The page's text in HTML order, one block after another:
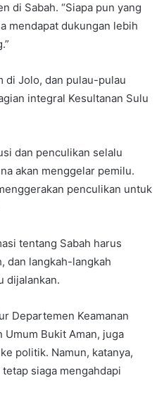
di Sabah. “Siapa pun yang
mendapat dukungan lebih
di Jolo, dan pulau-pulau
integral Kesultanan Sulu
dan penculikan selalu
akan menggelar pemilu.
penculikan untuk
tentang Sabah harus
dan langkah-langkah
dijalankan.
Departemen Keamanan
Umum Bukit Aman, juga
politik. Namun, katanya,
siaga mengahdapi